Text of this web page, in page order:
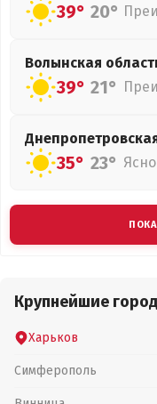
39° 20°
Волынская
39° 21°
35° 23° Ясно
Крупнейшие
Харьков
Симферополь